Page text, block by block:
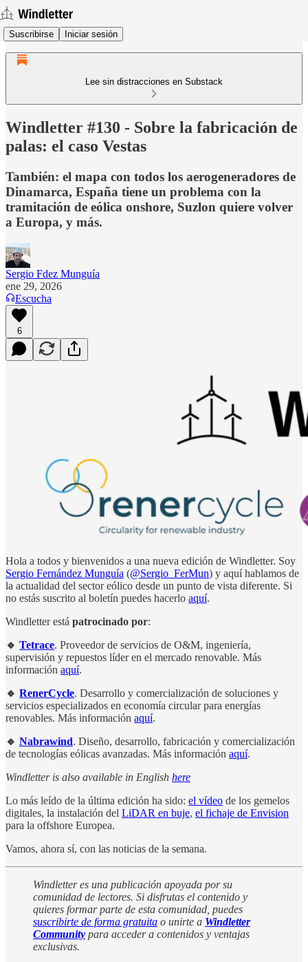
Suscribirse Iniciar sesión
Lee sin distracciones en Substack
Windletter #130 - Sobre la fabricación de
palas: el caso Vestas
También: el mapa con todos los aerogeneradores de
Dinamarca, España tiene un problema con la
tramitación de eólica onshore, Suzlon quiere volver
a Europa, y más.
Sergio Fdez Munguía
ene 29, 2026
Escucha
6
Hola a todos y bienvenidos a una nueva edición de Windletter. Soy
Sergio Fernández Munguía (@Sergio_FerMun) y aquí hablamos de
la actualidad del sector eólico desde un punto de vista diferente. Si
no estás suscrito al boletín puedes hacerlo aquí.
Windletter está patrocinado por:
🔹 Tetrace. Proveedor de servicios de O&M, ingeniería,
supervisión y repuestos líder en el mercado renovable. Más
información aquí.
🔹 RenerCycle. Desarrollo y comercialización de soluciones y
servicios especializados en economía circular para energías
renovables. Más información aquí.
🔹 Nabrawind. Diseño, desarrollo, fabricación y comercialización
de tecnologías eólicas avanzadas. Más información aquí.
Windletter is also available in English here
Lo más leído de la última edición ha sido: el vídeo de los gemelos
digitales, la instalación del LiDAR en buje, el fichaje de Envision
para la offshore Europea.
Vamos, ahora sí, con las noticias de la semana.
Windletter es una publicación apoyada por su
comunidad de lectores. Si disfrutas el contenido y
quieres formar parte de esta comunidad, puedes
suscribirte de forma gratuita o unirte a Windletter
Community para acceder a contenidos y ventajas
exclusivas.